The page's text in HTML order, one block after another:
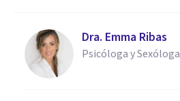
Dra. Emma Ribas
Psicóloga y Sexóloga